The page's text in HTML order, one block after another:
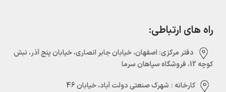
راه های ارتباطی:
دفتر مرکزی:‌ اصفهان، خیابان جابر انصاری، خیابان پنج آذر، نبش
کوچه 12، فروشگاه سپاهان سرما
کارخانه : شهرک صنعتی دولت آباد، خیابان 46